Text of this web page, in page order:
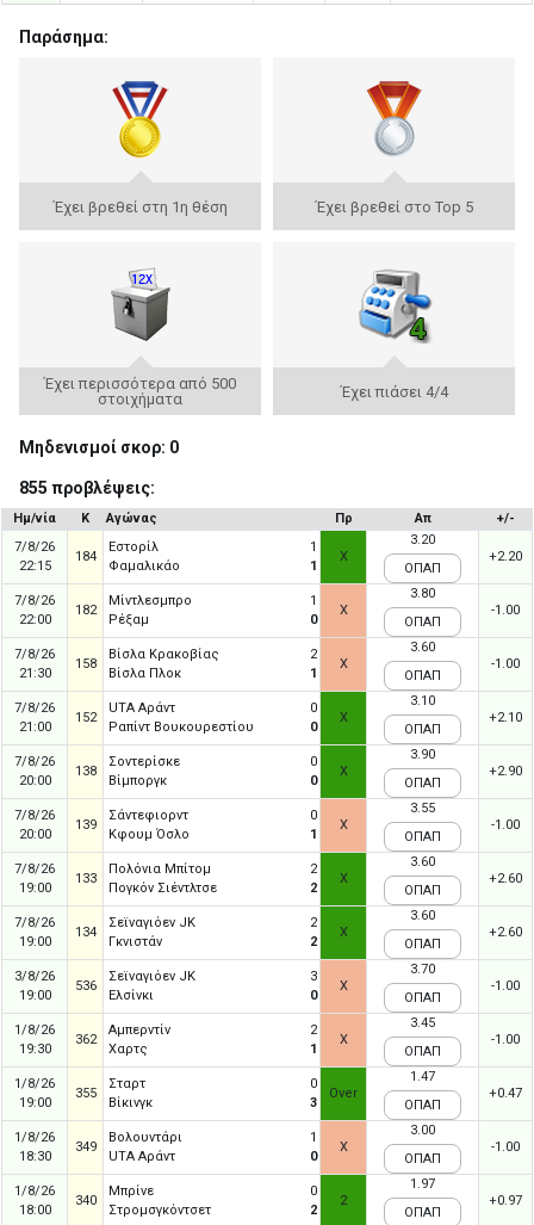
Παράσημα:
Έχει βρεθεί στη 1η θέση Έχει βρεθεί στο Top 5
Έχει περισσότερα από 500
στοιχήματα
Έχει πιάσει 4/4
Μηδενισμοί σκορ: 0
855 προβλέψεις:
Ημ/νία Κ Αγώνας Πρ Απ
+/-
7/8/26
22:15
184
Εστορίλ
1
Φαμαλικάο
1
X
3.20
ΟΠΑΠ
+2.20
7/8/26
22:00
182
Μίντλεσμπρο
1
Ρέξαμ
0
X
3.80
ΟΠΑΠ
-1.00
7/8/26
21:30
158
Βίσλα Κρακοβίας
2
Βίσλα Πλοκ
1
X
3.60
ΟΠΑΠ
-1.00
7/8/26
21:00
152
UTA Αράντ
0
Ραπίντ Βουκουρεστίου
0
X
3.10
ΟΠΑΠ
+2.10
7/8/26
20:00
138
Σοντερίσκε
0
Βίμποργκ
0
X
3.90
ΟΠΑΠ
+2.90
7/8/26
20:00
139
Σάντεφιορντ
0
Κφουμ Όσλο
1
X
3.55
ΟΠΑΠ
-1.00
7/8/26
19:00
133
Πολόνια Μπίτομ
2
Πογκόν Σιέντλτσε
2
X
3.60
ΟΠΑΠ
+2.60
7/8/26
19:00
134
Σεϊναγιόεν JK
2
Γκνιστάν
2
X
3.60
ΟΠΑΠ
+2.60
3/8/26
19:00
536
Σεϊναγιόεν JK
3
Ελσίνκι
0
X
3.70
ΟΠΑΠ
-1.00
1/8/26
19:30
362
Αμπερντίν
2
Χαρτς
1
X
3.45
ΟΠΑΠ
-1.00
1/8/26
19:00
355
Σταρτ
0
Βίκινγκ
3
Over
1.47
ΟΠΑΠ
+0.47
1/8/26
18:30
349
Βολουντάρι
1
UTA Αράντ
0
X
3.00
ΟΠΑΠ
-1.00
1/8/26
18:00
340
Μπρίνε
0
Στρομσγκόντσετ
2
2
1.97
ΟΠΑΠ
+0.97